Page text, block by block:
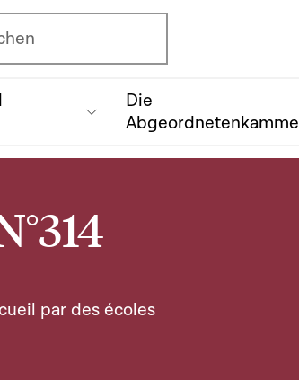
Die
par des écoles